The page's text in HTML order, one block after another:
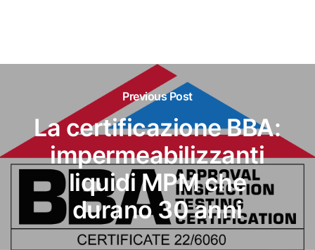
Previous Post
La certificazione BBA:
impermeabilizzanti
liquidi MPM che
durano 30 anni